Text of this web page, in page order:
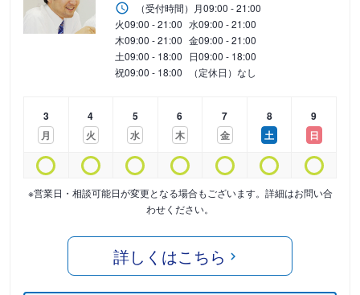
（受付時間） 月09:00 - 21:00
火09:00 - 21:00 水09:00 - 21:00
木09:00 - 21:00 金09:00 - 21:00
土09:00 - 18:00 日09:00 - 18:00
祝09:00 - 18:00 （定休日）なし
3
月
4
火
5
水
6
木
7
金
8
土
9
日
※営業日・相談可能日が変更となる場合もございます。詳細はお問い合
わせください。
詳しくはこちら